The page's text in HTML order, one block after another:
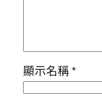
顯示名稱*